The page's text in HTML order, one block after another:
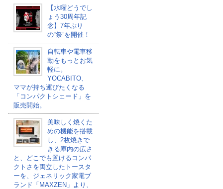
【水曜どうでし
ょう30周年記
念】7年ぶり
の“祭”を開催！
自転車や電車移
動をもっとお気
軽に。
YOCABITO、
ママが持ち運びたくなる
「コンパクトシェード」を
販売開始。
美味しく焼くた
めの機能を搭載
し、2枚焼きで
きる庫内の広さ
と、どこでも置けるコンパ
クトさを両立したトースタ
ーを、ジェネリック家電ブ
ランド「MAXZEN」より、